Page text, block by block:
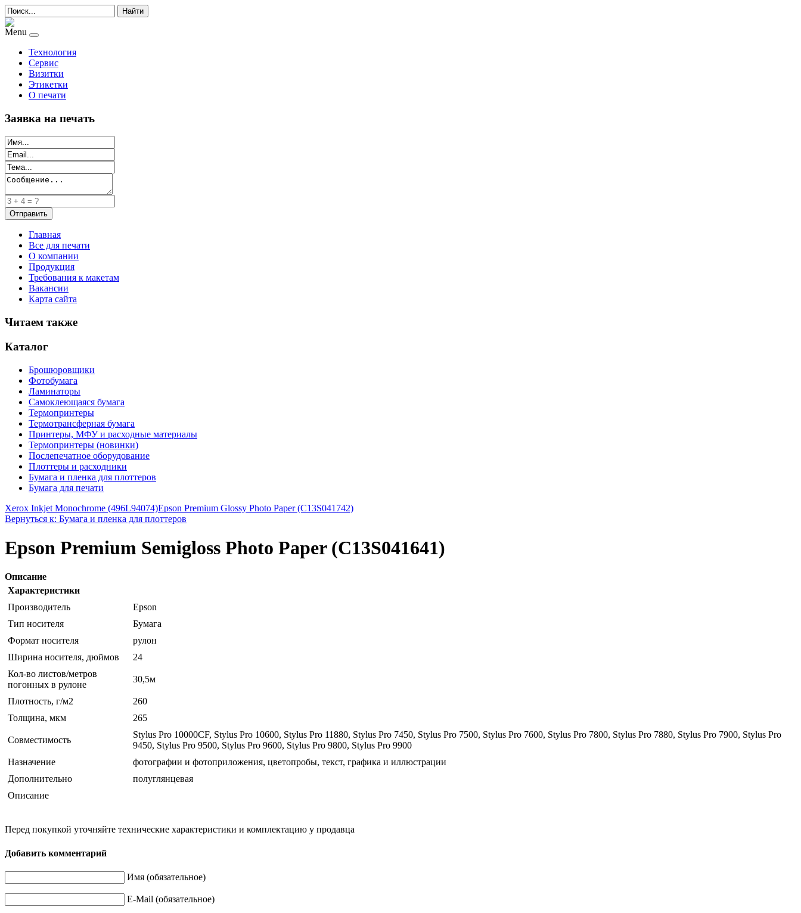
Найти
Menu
Технология
Сервис
Визитки
Этикетки
О печати
Заявка на печать
Главная
Все для печати
О компании
Продукция
Требования к макетам
Вакансии
Карта сайта
Читаем также
Каталог
Брошюровщики
Фотобумага
Ламинаторы
Самоклеющаяся бумага
Термопринтеры
Термотрансферная бумага
Принтеры, МФУ и расходные материалы
Термопринтеры (новинки)
Послепечатное оборудование
Плоттеры и расходники
Бумага и пленка для плоттеров
Бумага для печати
Xerox Inkjet Monochrome (496L94074)Epson Premium Glossy Photo Paper (C13S041742)
Вернуться к: Бумага и пленка для плоттеров
Epson Premium Semigloss Photo Paper (C13S041641)
Описание
Характеристики
Производитель
Epson
Тип носителя
Бумага
Формат носителя
рулон
Ширина носителя, дюймов
24
Кол-во листов/метров
погонных в рулоне
30,5м
Плотность, г/м2
260
Толщина, мкм
265
Совместимость
Stylus Pro 10000CF, Stylus Pro 10600, Stylus Pro 11880, Stylus Pro 7450, Stylus Pro 7500, Stylus Pro 7600, Stylus Pro 7800, Stylus Pro 7880, Stylus Pro 7900, Stylus Pro
9450, Stylus Pro 9500, Stylus Pro 9600, Stylus Pro 9800, Stylus Pro 9900
Назначение
фотографии и фотоприложения, цветопробы, текст, графика и иллюстрации
Дополнительно
полуглянцевая
Описание
Перед покупкой уточняйте технические характеристики и комплектацию у продавца
Добавить комментарий
Имя (обязательное)
E-Mail (обязательное)